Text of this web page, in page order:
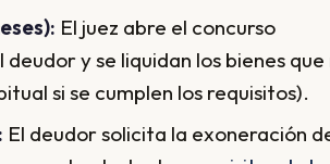
El juez abre el concurso
y se liquidan los bienes que
si se cumplen los requisitos).
El deudor solicita la exoneración